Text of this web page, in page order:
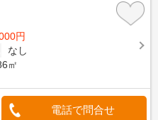
円
なし
㎡
電話で問合せ